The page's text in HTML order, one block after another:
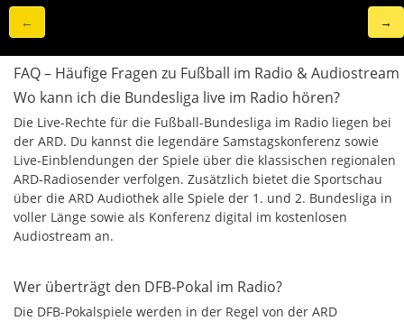
← →
FAQ – Häufige Fragen zu Fußball im Radio & Audiostream
Wo kann ich die Bundesliga live im Radio hören?
Die Live-Rechte für die Fußball-Bundesliga im Radio liegen bei
der ARD. Du kannst die legendäre Samstagskonferenz sowie
Live-Einblendungen der Spiele über die klassischen regionalen
ARD-Radiosender verfolgen. Zusätzlich bietet die Sportschau
über die ARD Audiothek alle Spiele der 1. und 2. Bundesliga in
voller Länge sowie als Konferenz digital im kostenlosen
Audiostream an.
Wer überträgt den DFB-Pokal im Radio?
Die DFB-Pokalspiele werden in der Regel von der ARD